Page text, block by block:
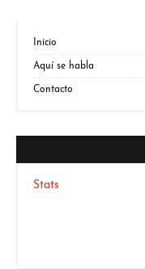
Inicio
Aquí se habla
Contacto
Stats